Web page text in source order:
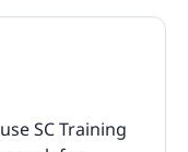
SC Training